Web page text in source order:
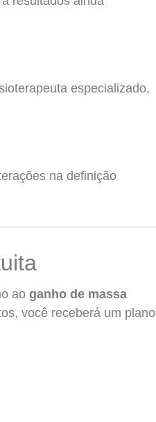
especializado,
na definição
ao ganho de massa
você receberá um plano